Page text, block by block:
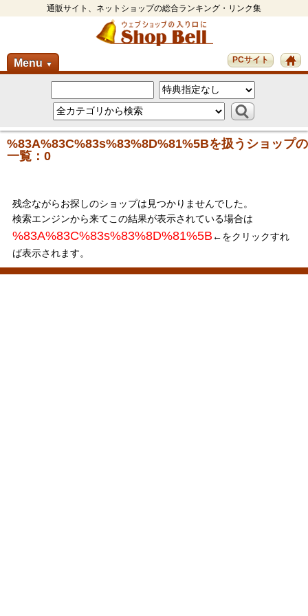
通販サイト、ネットショップの総合ランキング・リンク集
Menu ▼ PCサイト
%83A%83C%83s%83%8D%81%5Bを扱うショップの
一覧：0
残念ながらお探しのショップは見つかりませんでした。
検索エンジンから来てこの結果が表示されている場合は
%83A%83C%83s%83%8D%81%5B ←をクリックすれ
ば表示されます。